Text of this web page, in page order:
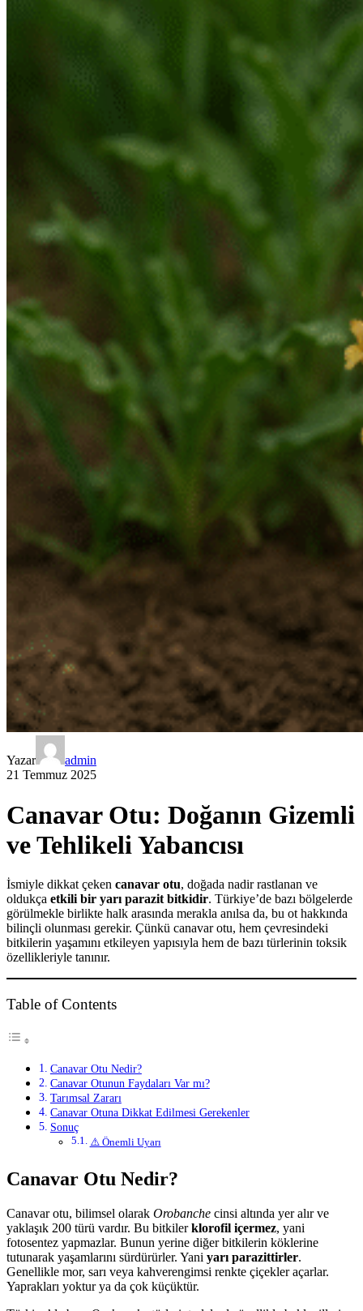
Yazar
admin
21 Temmuz 2025
Canavar Otu: Doğanın Gizemli
ve Tehlikeli Yabancısı
İsmiyle dikkat çeken canavar otu, doğada nadir rastlanan ve
oldukça etkili bir yarı parazit bitkidir. Türkiye’de bazı bölgelerde
görülmekle birlikte halk arasında merakla anılsa da, bu ot hakkında
bilinçli olunması gerekir. Çünkü canavar otu, hem çevresindeki
bitkilerin yaşamını etkileyen yapısıyla hem de bazı türlerinin toksik
özellikleriyle tanınır.
Table of Contents
Canavar Otu Nedir?
Canavar Otunun Faydaları Var mı?
Tarımsal Zararı
Canavar Otuna Dikkat Edilmesi Gerekenler
Sonuç
⚠️ Önemli Uyarı
Canavar Otu Nedir?
Canavar otu, bilimsel olarak Orobanche cinsi altında yer alır ve
yaklaşık 200 türü vardır. Bu bitkilerklorofil içermez, yani
fotosentez yapmazlar. Bunun yerine diğer bitkilerin köklerine
tutunarak yaşamlarını sürdürürler. Yani yarı parazittirler.
Genellikle mor, sarı veya kahverengimsi renkte çiçekler açarlar.
Yaprakları yoktur ya da çok küçüktür.